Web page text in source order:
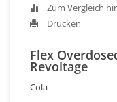
Zum Vergleich
Drucken
Flex
Revoltage
Cola